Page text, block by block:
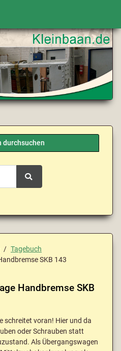
durchsuchen
Tagebuch
SKB 143
Handbremse SKB
schreitet voran! Hier und da
oder Schrauben statt
Als Übergangswagen